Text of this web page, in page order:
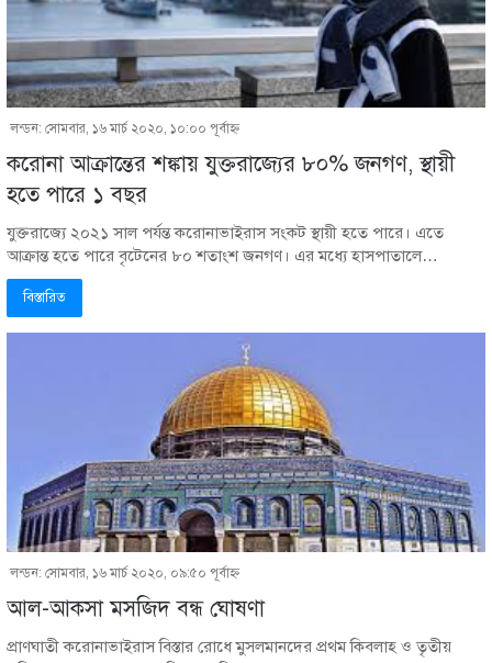
লন্ডন: সোমবার, ১৬ মার্চ ২০২০, ১০:০০ পূর্বাহ্ণ
করোনা আক্রান্তের শঙ্কায় যুক্তরাজ্যের ৮০% জনগণ, স্থায়ী
হতে পারে ১ বছর
যুক্তরাজ্যে ২০২১ সাল পর্যন্ত করোনাভাইরাস সংকট স্থায়ী হতে পারে। এতে
আক্রান্ত হতে পারে বৃটেনের ৮০ শতাংশ জনগণ। এর মধ্যে হাসপাতালে…
বিস্তারিত
লন্ডন: সোমবার, ১৬ মার্চ ২০২০, ০৯:৫০ পূর্বাহ্ণ
আল-আকসা মসজিদ বন্ধ ঘোষণা
প্রাণঘাতী করোনাভাইরাস বিস্তার রোধে মুসলমানদের প্রথম কিবলাহ ও তৃতীয়